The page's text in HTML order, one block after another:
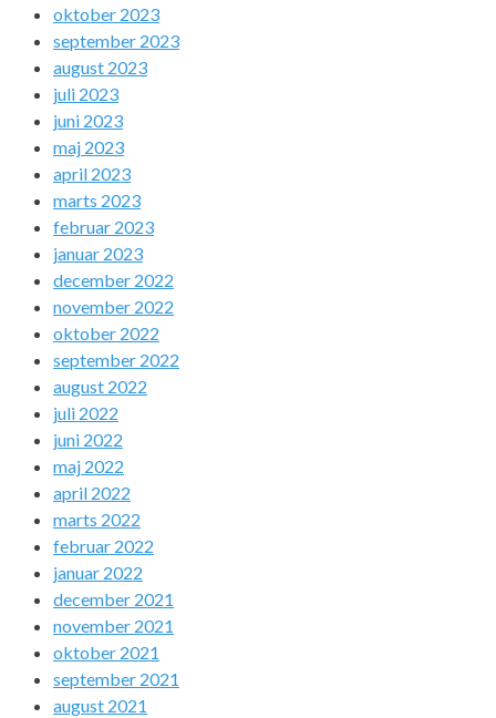
oktober 2023
september 2023
august 2023
juli 2023
juni 2023
maj 2023
april 2023
marts 2023
februar 2023
januar 2023
december 2022
november 2022
oktober 2022
september 2022
august 2022
juli 2022
juni 2022
maj 2022
april 2022
marts 2022
februar 2022
januar 2022
december 2021
november 2021
oktober 2021
september 2021
august 2021